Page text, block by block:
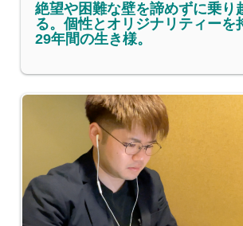
絶望や困難な壁を諦めずに乗り
る。個性とオリジナリティーを
29年間の生き様。